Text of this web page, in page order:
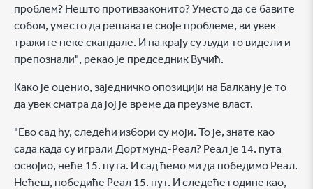
проблем? Нешто противзаконито? Уместо да се бавите
собом, уместо да решавате своје проблеме, ви увек
тражите неке скандале. И на крају су људи то видели и
препознали", рекао је председник Вучић.
Како је оценио, заједничко опозицији на Балкану је то
да увек сматра да јој је време да преузме власт.
"Ево сад ћу, следећи избори су моји. То је, знате као
сада када су играли Дортмунд-Реал? Реал је 14. пута
освојио, неће 15. пута. И сад ћемо ми да победимо Реал.
Нећеш, победиће Реал 15. пут. И следеће године као,